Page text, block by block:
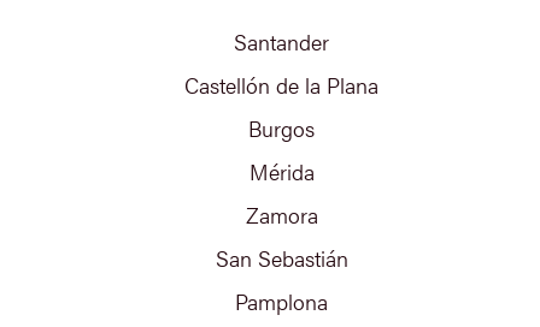
Santander
Castellón de la Plana
Burgos
Mérida
Zamora
San Sebastián
Pamplona